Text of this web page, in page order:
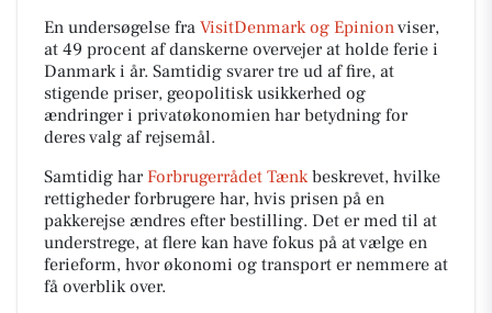
En undersøgelse fra VisitDenmark og Epinionviser,
at 49 procent af danskerne overvejer at holde ferie i
Danmark i år. Samtidig svarer tre ud af fire, at
stigende priser, geopolitisk usikkerhed og
ændringer i privatøkonomien har betydning for
deres valg af rejsemål.
Samtidig har Forbrugerrådet Tænkbeskrevet, hvilke
rettigheder forbrugere har, hvis prisen på en
pakkerejse ændres efter bestilling. Det er med til at
understrege, at flere kan have fokus på at vælge en
ferieform, hvor økonomi og transport er nemmere at
få overblik over.